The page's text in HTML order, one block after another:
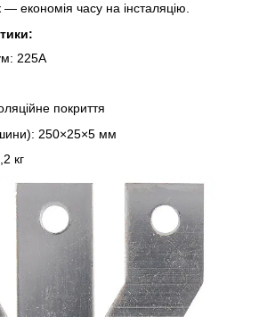
економія часу на інсталяцію.
225А
покриття
250×25×5 мм
кг